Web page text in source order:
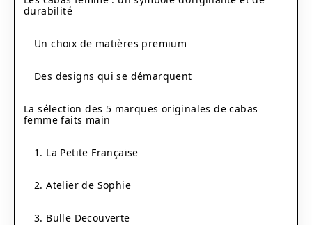
durabilité
Un choix de matières premium
Des designs qui se démarquent
La sélection des 5 marques originales de cabas
femme faits main
1. La Petite Française
2. Atelier de Sophie
3. Bulle Decouverte